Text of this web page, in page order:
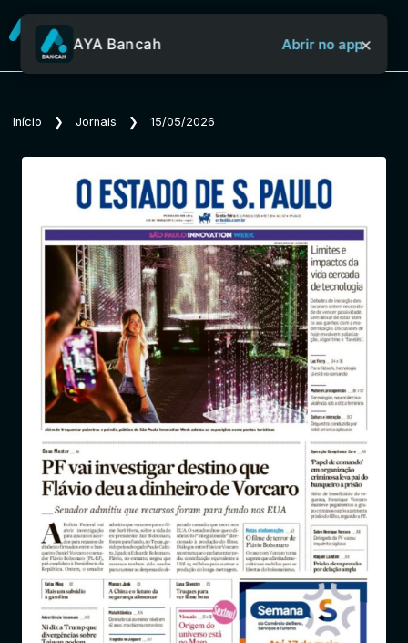
Sobre o Aya Bancah
Início
Revistas
Jornais
Notícias
Entrar
AYA Bancah Abrir no app×
Início ❯ Jornais ❯ 15/05/2026